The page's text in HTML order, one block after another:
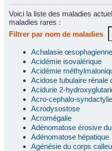
Voici la liste des maladies
maladies rares :
Filtrer par nom de maladies
Achalasie œsophagienne
Acidémie isovalérique
Acidémie
Acidose tubulaire rénale
Acidurie 2-
Acro-cephalo-
Acrodysostose
Acromégalie
Adénomatose érosive
Adénomatose hépatique
Agénésie du corps